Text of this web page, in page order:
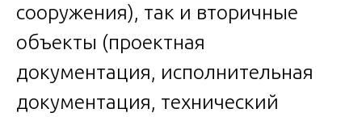
сооружения), так и вторичные
объекты (проектная
документация, исполнительная
документация, технический